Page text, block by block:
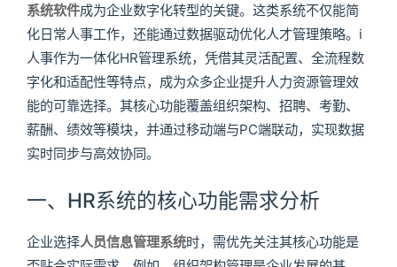
系统软件成为企业数字化转型的关键。这类系统不仅能简
化日常人事工作，还能通过数据驱动优化人才管理策略。i
人事作为一体化HR管理系统，凭借其灵活配置、全流程数
字化和适配性等特点，成为众多企业提升人力资源管理效
能的可靠选择。其核心功能覆盖组织架构、招聘、考勤、
薪酬、绩效等模块，并通过移动端与PC端联动，实现数据
实时同步与高效协同。
一、HR系统的核心功能需求分析
企业选择人员信息管理系统时，需优先关注其核心功能是